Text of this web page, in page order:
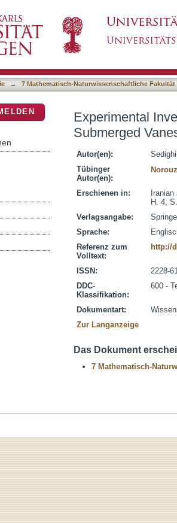
Characteristics
→ 7 Mathematisch-Naturwissenschaftliche Fakultät
Experimental
Submerged
Autor(en):
Tübinger
Autor(en):
Erschienen in:
H. 4,
Verlagsangabe:
Sprache:
Referenz zum
Volltext:
http://
ISSN:
2228-
DDC-
Klassifikation:
600 -
Dokumentart:
Zur Langanzeige
Das Dokument
7 Mathematisch-